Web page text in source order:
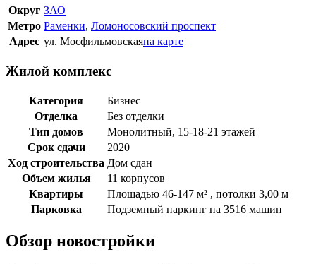
Округ ЗАО
Метро Раменки, Ломоносовский проспект
Адрес ул. Мосфильмовскаяна карте
Жилой комплекс
Категория
Бизнес
Отделка
Без отделки
Тип домов
Монолитный, 15-18-21 этажей
Срок сдачи
2020
Ход строительства Дом сдан
Объем жилья
11 корпусов
Квартиры
Площадью 46-147 м² , потолки 3,00 м
Парковка
Подземный паркинг на 3516 машин
Обзор новостройки